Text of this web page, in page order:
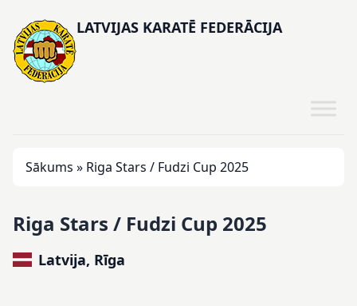
LATVIJAS KARATĒ FEDERĀCIJA
Sākums » Riga Stars / Fudzi Cup 2025
Riga Stars / Fudzi Cup 2025
Latvija, Rīga